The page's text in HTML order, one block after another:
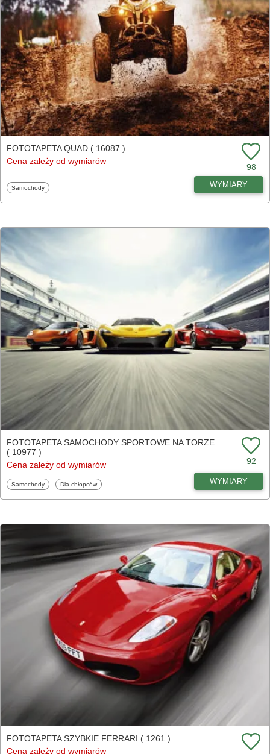
FOTOTAPETA QUAD ( 16087 )
Cena zależy od wymiarów
98
Fototapety
Samochody WYMIARY
FOTOTAPETA SAMOCHODY SPORTOWE NA TORZE
( 10977 )
Cena zależy od wymiarów
92
Fototapety
Samochody Fototapety
Dla chłopców WYMIARY
FOTOTAPETA SZYBKIE FERRARI ( 1261 )
Cena zależy od wymiarów